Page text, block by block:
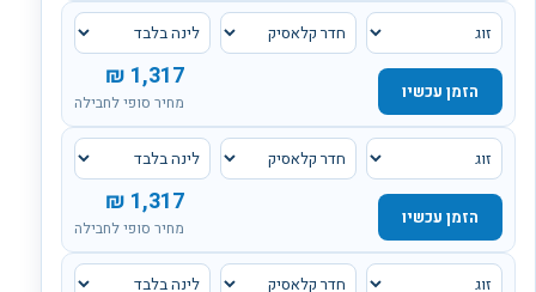
1,317
₪
מחיר סופי לחבילה
הזמן עכשיו
1,317
₪
מחיר סופי לחבילה
הזמן עכשיו